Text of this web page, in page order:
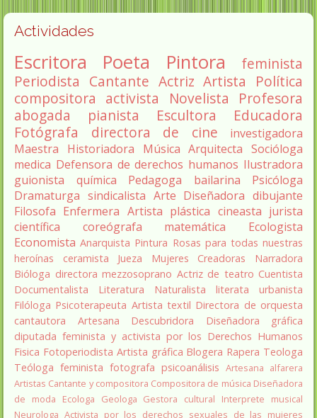
Actividades
Escritora Poeta Pintora
feminista
Periodista Cantante Actriz Artista
Política
compositora activista Novelista
Profesora
abogada
pianista Escultora
Educadora
Fotógrafa
directora de cine
investigadora
Maestra
Historiadora Música Arquitecta Socióloga
medica Defensora de derechos humanos Ilustradora
guionista
química Pedagoga bailarina
Psicóloga
Dramaturga sindicalista Arte Diseñadora dibujante
Filosofa Enfermera Artista plástica cineasta jurista
científica
coreógrafa matemática
Ecologista
Economista Anarquista Pintura Rosas para todas nuestras
heroínas
ceramista Jueza Mujeres Creadoras
Narradora
Bióloga directora mezzosoprano Actriz de teatro Cuentista
Documentalista
Literatura Naturalista literata
urbanista
Filóloga Psicoterapeuta Artista textil Directora de orquesta
cantautora
Artesana Descubridora
Diseñadora gráfica
diputada feminista y activista por los Derechos Humanos
Fisica Fotoperiodista Artista gráfica Blogera Rapera Teologa
Teóloga feminista fotografa psicoanálisis Artesana alfarera
Artistas Cantante y compositora Compositora de música Diseñadora
de moda
Ecologa Geologa Gestora cultural
Interprete musical
Neurologa Activista por los derechos sexuales de las mujeres